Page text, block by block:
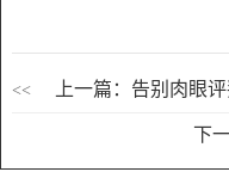
<< 上一篇：告别肉眼评判：彩
下